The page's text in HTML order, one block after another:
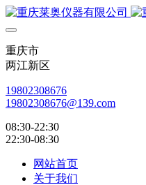
重庆市
两江新区
19802308676
19802308676@139.com
08:30-22:30
22:30-08:30
网站首页
关于我们